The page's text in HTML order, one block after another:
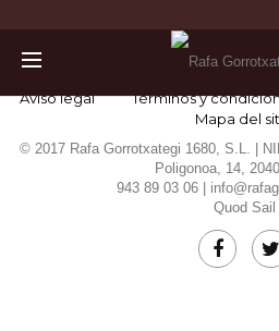
Aviso legal Términos y
Mapa del
© 2017 Rafa Gorrotxategi 1680, S.L. |
Poligonoa, 14,
943 89 03 06 |
Quod Sail